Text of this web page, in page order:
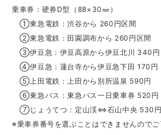
乗車券：硬券D型（88×30㎜）
①東急電鉄：渋谷から 260円区間
②東急電鉄：田園調布から 260円区間
③伊豆急：伊豆高原から伊豆北川 340円
④伊豆急：蓮台寺から伊豆急下田 170円
⑤上田電鉄：上田から別所温泉 590円
⑥東急バス：東急バス一日乗車券 520円
⑦じょうてつ：定山渓⇔石山中央 530円
※乗車券番号を選ぶことはできませんのでご